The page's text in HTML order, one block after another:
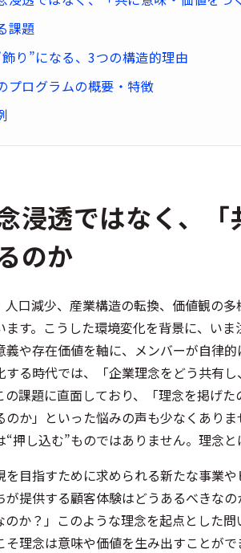
課題
り”になる、3つの構造的理由
プログラムの概要・特徴
浸透ではなく、
のか
人口減少、産業構造の転換、価値観の
ます。こうした環境変化を背景に、い
義や存在価値を軸に、メンバーが自律
する時代では、「企業理念をどう共有
の課題に直面しており、「理念を掲げ
のか」といった悩みの声も少なくありま
“押し込む”ものではありません。理念と
を目指すために求められる新たな事業
が提供する顧客体験はどうあるべきな
のか？」このような理念を起点とした
そ理念は意味や価値を生み出すことが